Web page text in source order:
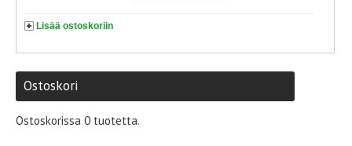
Lisää ostoskoriin
Ostoskori
Ostoskorissa 0 tuotetta.